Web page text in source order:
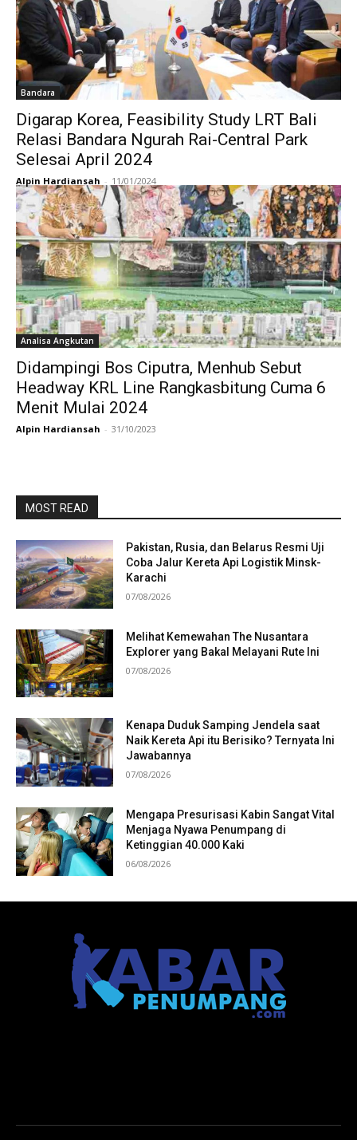
Bandara
Digarap Korea, Feasibility Study LRT Bali
Relasi Bandara Ngurah Rai-Central Park
Selesai April 2024
Alpin Hardiansah - 11/01/2024
Analisa Angkutan
Didampingi Bos Ciputra, Menhub Sebut
Headway KRL Line Rangkasbitung Cuma 6
Menit Mulai 2024
Alpin Hardiansah - 31/10/2023
MOST READ
Pakistan, Rusia, dan Belarus Resmi Uji
Coba Jalur Kereta Api Logistik Minsk-
Karachi
07/08/2026
Melihat Kemewahan The Nusantara
Explorer yang Bakal Melayani Rute Ini
07/08/2026
Kenapa Duduk Samping Jendela saat
Naik Kereta Api itu Berisiko? Ternyata Ini
Jawabannya
07/08/2026
Mengapa Presurisasi Kabin Sangat Vital
Menjaga Nyawa Penumpang di
Ketinggian 40.000 Kaki
06/08/2026